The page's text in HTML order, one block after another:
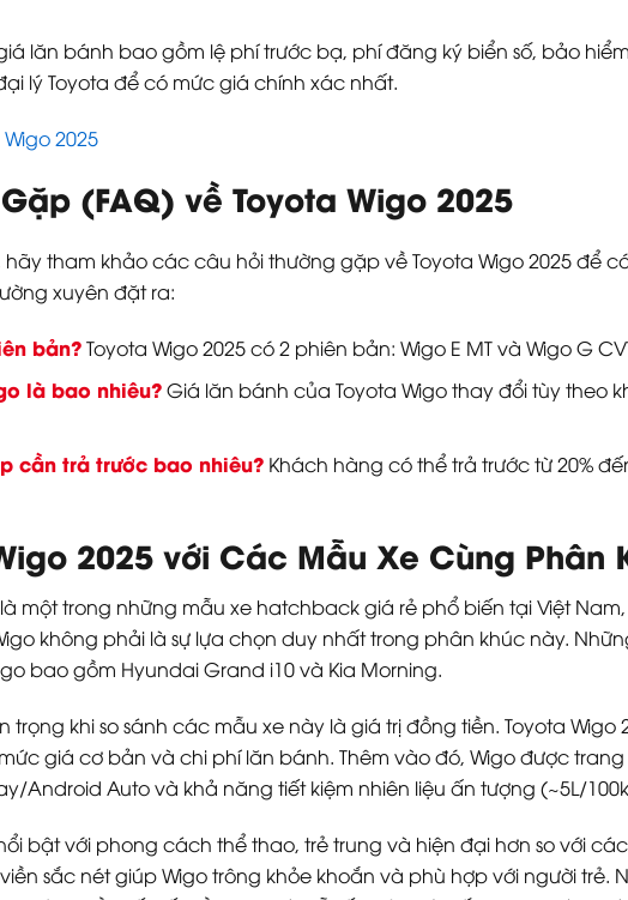
lăn bánh bao gồm lệ phí trước bạ, phí đăng ký biển số, bảo
lý Toyota để có mức giá chính xác nhất.
2025
(FAQ) về Toyota Wigo 2025
hãy tham khảo các câu hỏi thường gặp về Toyota Wigo 2025 để
xuyên đặt ra:
bản?Toyota Wigo 2025 có 2 phiên bản: Wigo E MT và Wigo G
là bao nhiêu?Giá lăn bánh của Toyota Wigo thay đổi tùy theo
cần trả trước bao nhiêu?Khách hàng có thể trả trước từ 20%
2025 với Các Mẫu Xe Cùng Phân
một trong những mẫu xe hatchback giá rẻ phổ biến tại Việt
không phải là sự lựa chọn duy nhất trong phân khúc này.
bao gồm Hyundai Grand i10 và Kia Morning.
khi so sánh các mẫu xe này là giá trị đồng tiền. Toyota Wigo
giá cơ bản và chi phí lăn bánh. Thêm vào đó, Wigo được
Android Auto và khả năng tiết kiệm nhiên liệu ấn tượng (~5L/
bật với phong cách thể thao, trẻ trung và hiện đại hơn so với
sắc nét giúp Wigo trông khỏe khoắn và phù hợp với người trẻ.